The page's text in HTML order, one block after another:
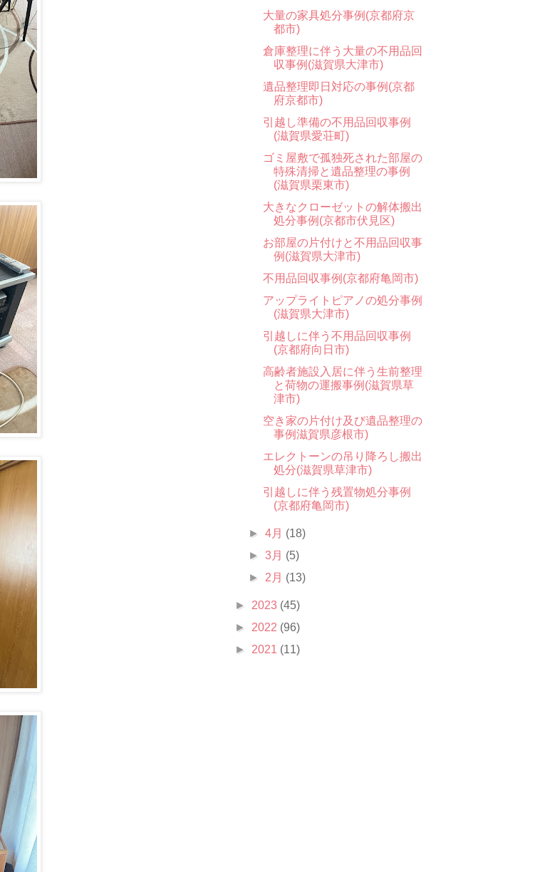
大量の家具処分事例(京都府京
都市)
倉庫整理に伴う大量の不用品回
収事例(滋賀県大津市)
遺品整理即日対応の事例(京都
府京都市)
引越し準備の不用品回収事例
(滋賀県愛荘町)
ゴミ屋敷で孤独死された部屋の
特殊清掃と遺品整理の事例
(滋賀県栗東市)
大きなクローゼットの解体搬出
処分事例(京都市伏見区)
お部屋の片付けと不用品回収事
例(滋賀県大津市)
不用品回収事例(京都府亀岡市)
アップライトピアノの処分事例
(滋賀県大津市)
引越しに伴う不用品回収事例
(京都府向日市)
高齢者施設入居に伴う生前整理
と荷物の運搬事例(滋賀県草
津市)
空き家の片付け及び遺品整理の
事例滋賀県彦根市)
エレクトーンの吊り降ろし搬出
処分(滋賀県草津市)
引越しに伴う残置物処分事例
(京都府亀岡市)
►4月 (18)
►3月 (5)
► 2月 (13)
► 2023 (45)
► 2022 (96)
► 2021 (11)